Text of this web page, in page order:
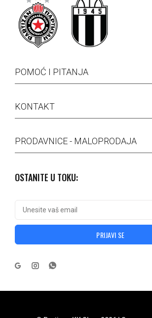
OSTANITE U TOKU:
PRIJAVI SE
POMOĆ I PITANJA
KONTAKT
PRODAVNICE - MALOPRODAJA